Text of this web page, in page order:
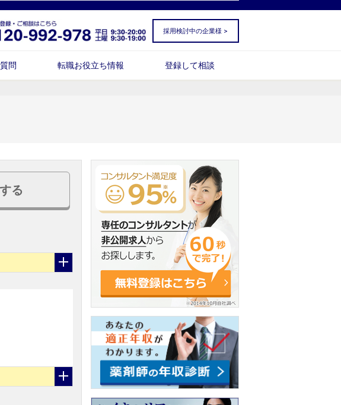
採用検討中の企業様 >
問 転職お役立ち情報 登録して相談
る